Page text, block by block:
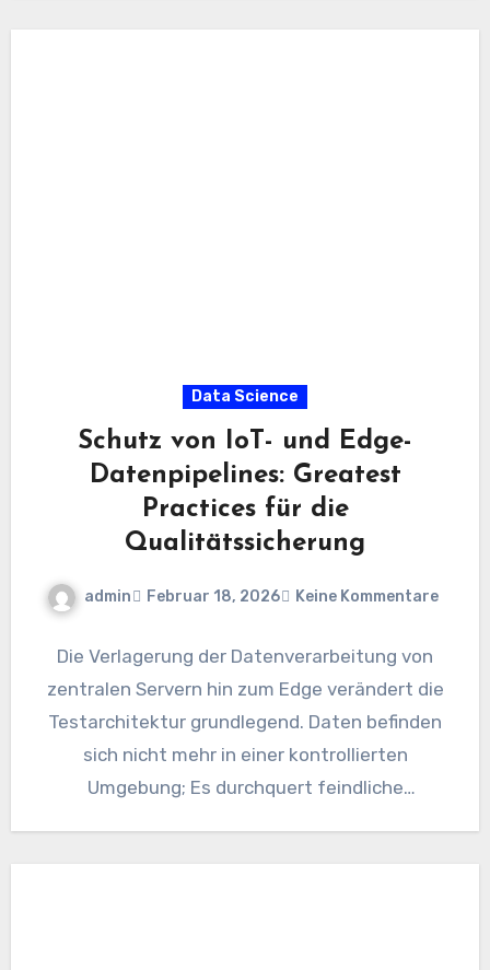
Data Science
Schutz von IoT- und Edge-
Datenpipelines: Greatest
Practices für die
Qualitätssicherung
admin Februar 18, 2026 Keine Kommentare
Die Verlagerung der Datenverarbeitung von
zentralen Servern hin zum Edge verändert die
Testarchitektur grundlegend. Daten befinden
sich nicht mehr in einer kontrollierten
Umgebung; Es durchquert feindliche